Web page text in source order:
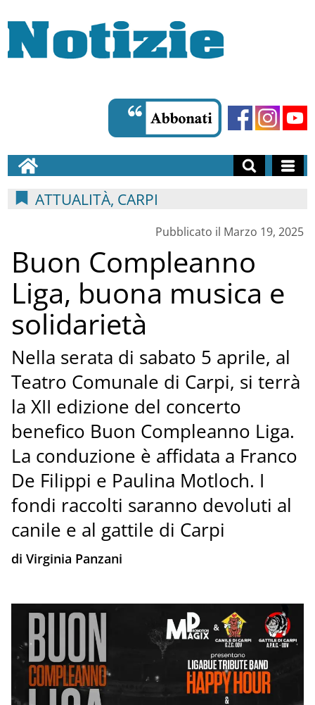
ATTUALITÀ, CARPI
Pubblicato il Marzo 19, 2025
Buon Compleanno
Liga, buona musica e
solidarietà
Nella serata di sabato 5 aprile, al
Teatro Comunale di Carpi, si terrà
la XII edizione del concerto
benefico Buon Compleanno Liga.
La conduzione è affidata a Franco
De Filippi e Paulina Motloch. I
fondi raccolti saranno devoluti al
canile e al gattile di Carpi
di Virginia Panzani